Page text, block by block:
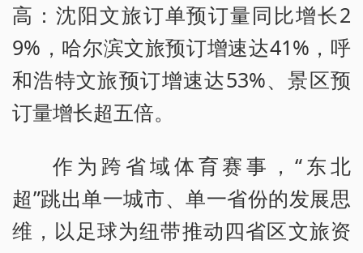
高：沈阳文旅订单预订量同比增长2
9%，哈尔滨文旅预订增速达41%，呼
和浩特文旅预订增速达53%、景区预
订量增长超五倍。
作为跨省域体育赛事，“东北
超”跳出单一城市、单一省份的发展思
维，以足球为纽带推动四省区文旅资